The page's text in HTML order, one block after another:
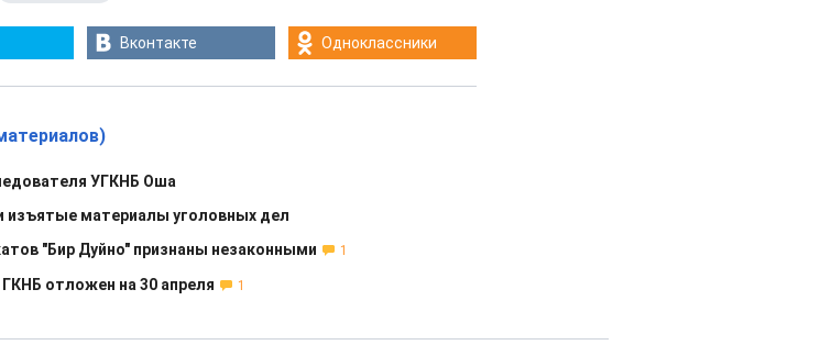
Вконтакте Одноклассники
УГКНБ Оша
изъятые материалы уголовных дел
"Бир Дуйно" признаны незаконными
1
отложен на 30 апреля 1